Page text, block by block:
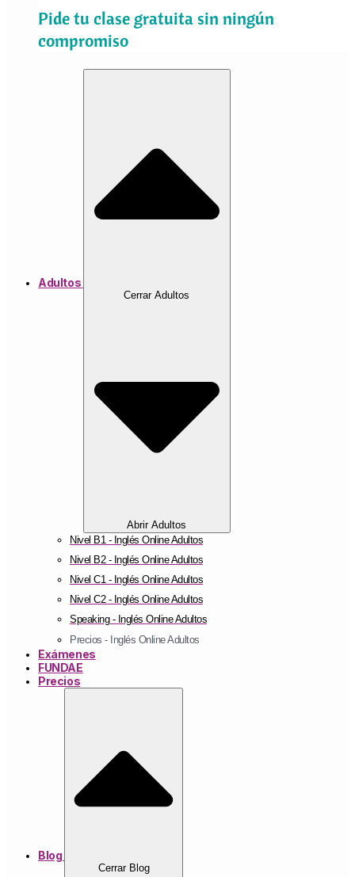
Pide tu clase gratuita sin ningún
compromiso
Adultos
Cerrar Adultos
Abrir Adultos
Nivel B1 - Inglés Online Adultos
Nivel B2 - Inglés Online Adultos
Nivel C1 - Inglés Online Adultos
Nivel C2 - Inglés Online Adultos
Speaking - Inglés Online Adultos
Precios - Inglés Online Adultos
Exámenes
FUNDAE
Precios
Blog
Cerrar Blog